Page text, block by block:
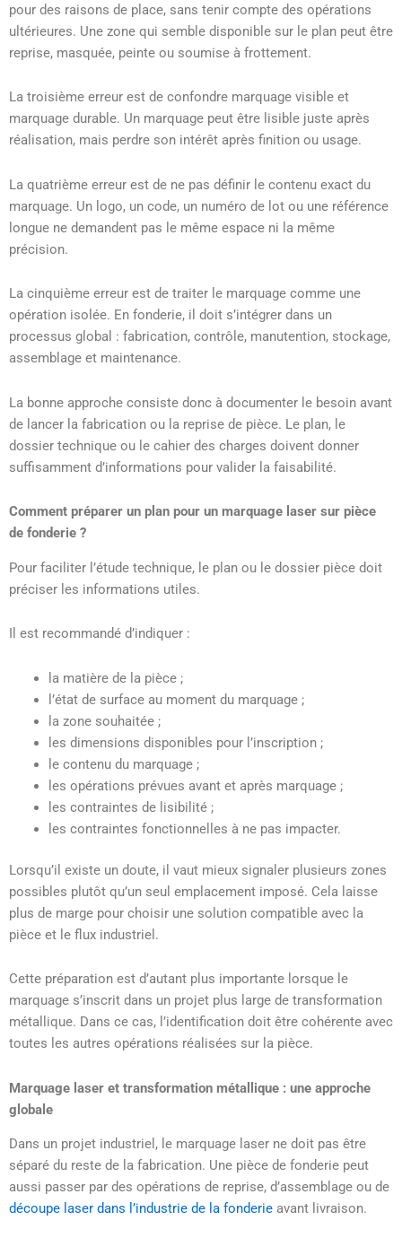
pour des raisons de place, sans tenir compte des opérations
ultérieures. Une zone qui semble disponible sur le plan peut être
reprise, masquée, peinte ou soumise à frottement.
La troisième erreur est de confondre marquage visible et
marquage durable. Un marquage peut être lisible juste après
réalisation, mais perdre son intérêt après finition ou usage.
La quatrième erreur est de ne pas définir le contenu exact du
marquage. Un logo, un code, un numéro de lot ou une référence
longue ne demandent pas le même espace ni la même
précision.
La cinquième erreur est de traiter le marquage comme une
opération isolée. En fonderie, il doit s’intégrer dans un
processus global : fabrication, contrôle, manutention, stockage,
assemblage et maintenance.
La bonne approche consiste donc à documenter le besoin avant
de lancer la fabrication ou la reprise de pièce. Le plan, le
dossier technique ou le cahier des charges doivent donner
suffisamment d’informations pour valider la faisabilité.
Comment préparer un plan pour un marquage laser sur pièce
de fonderie ?
Pour faciliter l’étude technique, le plan ou le dossier pièce doit
préciser les informations utiles.
Il est recommandé d’indiquer :
la matière de la pièce ;
l’état de surface au moment du marquage ;
la zone souhaitée ;
les dimensions disponibles pour l’inscription ;
le contenu du marquage ;
les opérations prévues avant et après marquage ;
les contraintes de lisibilité ;
les contraintes fonctionnelles à ne pas impacter.
Lorsqu’il existe un doute, il vaut mieux signaler plusieurs zones
possibles plutôt qu’un seul emplacement imposé. Cela laisse
plus de marge pour choisir une solution compatible avec la
pièce et le flux industriel.
Cette préparation est d’autant plus importante lorsque le
marquage s’inscrit dans un projet plus large de transformation
métallique. Dans ce cas, l’identification doit être cohérente avec
toutes les autres opérations réalisées sur la pièce.
Marquage laser et transformation métallique : une approche
globale
Dans un projet industriel, le marquage laser ne doit pas être
séparé du reste de la fabrication. Une pièce de fonderie peut
aussi passer par des opérations de reprise, d’assemblage ou de
découpe laser dans l’industrie de la fonderie avant livraison.